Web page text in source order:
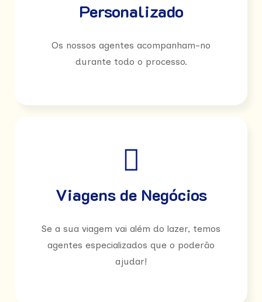
Personalizado
Os nossos agentes acompanham-no
durante todo o processo.
Viagens de Negócios
Se a sua viagem vai além do lazer, temos
agentes especializados que o poderão
ajudar!